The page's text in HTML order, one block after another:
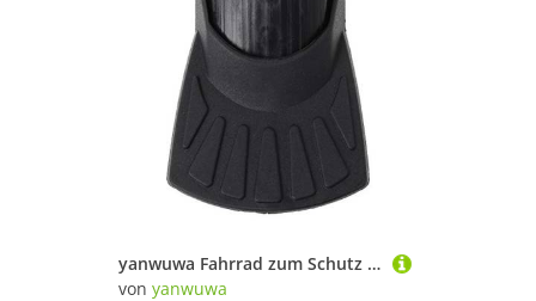
yanwuwa Fahrrad zum Schutz Fischschwanzkappe Kunststoff Rennrad Teile Zubehör
von yanwuwa